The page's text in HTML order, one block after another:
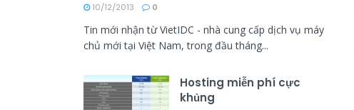
10/12/2013 0
Tin mới nhận từ VietIDC - nhà cung cấp dịch vụ máy
chủ mới tại Việt Nam, trong đầu tháng...
Hosting miễn phí cực
khủng